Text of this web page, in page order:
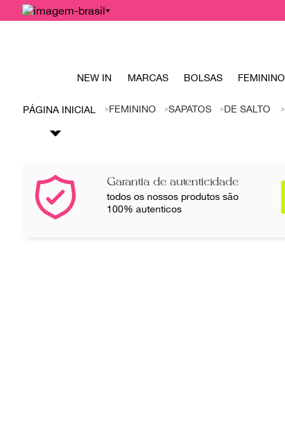
NEW IN MARCAS BOLSAS FEMININO
FEMININO SAPATOS DE SALTO
Garantia de autenticidade
todos os nossos produtos são
100% autenticos